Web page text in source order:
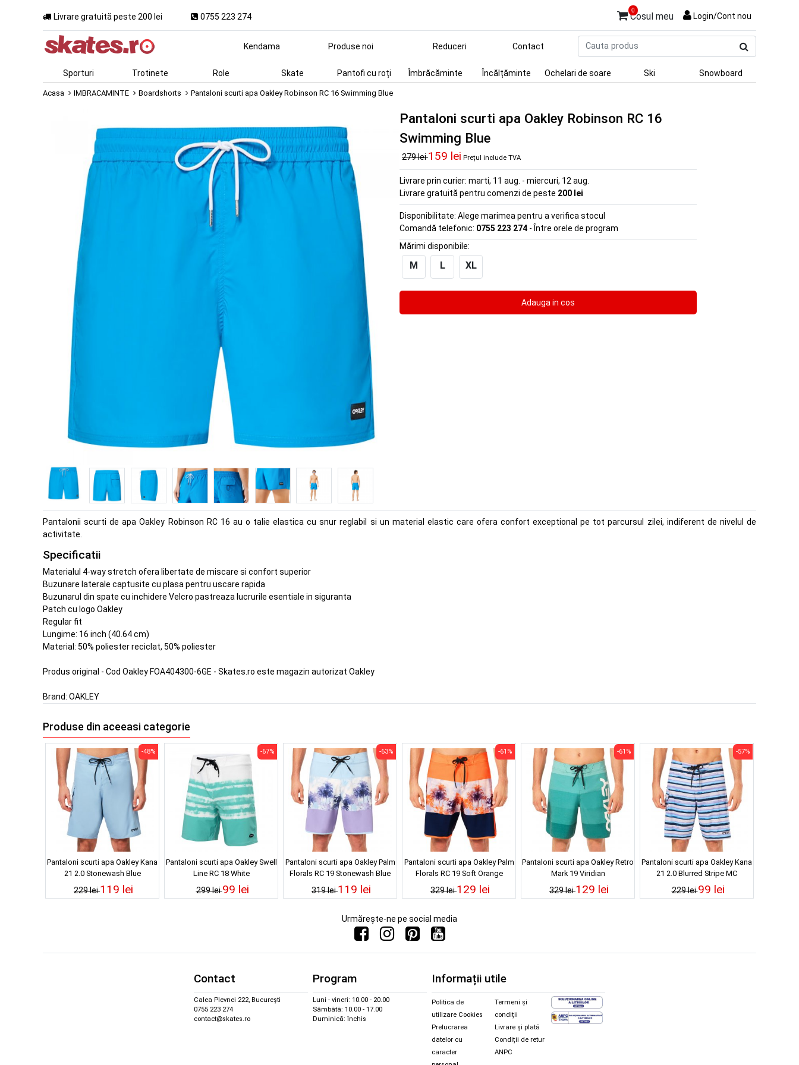
Livrare gratuită peste 200 lei 0755 223 274
0
Cosul meu Login/Cont nou
produs
Kendama Produse noi Reduceri Contact
Sporturi Trotinete Role Skate Pantofi cu roți Îmbrăcăminte Încălțăminte Ochelari de soare Ski Snowboard
Acasa IMBRACAMINTE Boardshorts Pantaloni scurti apa Oakley Robinson RC 16 Swimming Blue
Pantaloni scurti apa Oakley Robinson RC 16
Swimming Blue
279 lei159 lei Prețul include TVA
Livrare prin curier: marti, 11 aug. - miercuri, 12 aug.
Livrare gratuită pentru comenzi de peste 200 lei
Disponibilitate: Alege marimea pentru a verifica stocul
Comandă telefonic: 0755 223 274 - Între orele de program
Mărimi disponibile:
M L XL
Pantalonii scurti de apa Oakley Robinson RC 16 au o talie elastica cu snur reglabil si un material elastic care ofera confort exceptional pe tot parcursul zilei, indiferent de nivelul de
activitate.
Specificatii
Materialul 4-way stretch ofera libertate de miscare si confort superior
Buzunare laterale captusite cu plasa pentru uscare rapida
Buzunarul din spate cu inchidere Velcro pastreaza lucrurile esentiale in siguranta
Patch cu logo Oakley
Regular fit
Lungime: 16 inch (40.64 cm)
Material: 50% poliester reciclat, 50% poliester
Produs original - Cod Oakley FOA404300-6GE - Skates.ro este magazin autorizat Oakley
Brand: OAKLEY
Produse din aceeasi categorie
Pantaloni scurti apa Oakley Kana
21 2.0 Stonewash Blue
229 lei
-48%
119 lei
Pantaloni scurti apa Oakley Swell
Line RC 18 White
299 lei
-67%
99 lei
Pantaloni scurti apa Oakley Palm
Florals RC 19 Stonewash Blue
319 lei
-63%
119 lei
Pantaloni scurti apa Oakley Palm
Florals RC 19 Soft Orange
329 lei
-61%
129 lei
Pantaloni scurti apa Oakley Retro
Mark 19 Viridian
329 lei
-61%
129 lei
Pantaloni scurti apa Oakley Kana
21 2.0 Blurred Stripe MC
229 lei
-57%
99 lei
Urmărește-ne pe social media
Contact
Calea Plevnei 222, București
0755 223 274
contact@skates.ro
Program
Luni - vineri: 10.00 - 20.00
Sâmbătă: 10.00 - 17.00
Duminică: închis
Informații utile
Politica de
utilizare Cookies
Prelucrarea
datelor cu
caracter
Termeni și
condiții
Livrare și plată
Condiții de retur
ANPC